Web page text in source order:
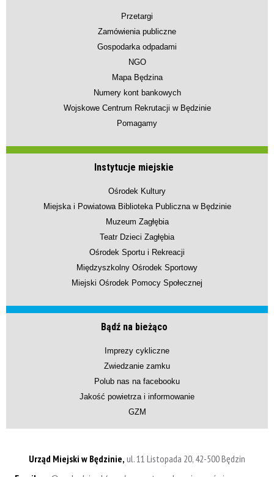
Przetargi
Zamówienia publiczne
Gospodarka odpadami
NGO
Mapa Będzina
Numery kont bankowych
Wojskowe Centrum Rekrutacji w Będzinie
Pomagamy
Instytucje miejskie
Ośrodek Kultury
Miejska i Powiatowa Biblioteka Publiczna w Będzinie
Muzeum Zagłębia
Teatr Dzieci Zagłębia
Ośrodek Sportu i Rekreacji
Międzyszkolny Ośrodek Sportowy
Miejski Ośrodek Pomocy Społecznej
Bądź na bieżąco
Imprezy cykliczne
Zwiedzanie zamku
Polub nas na facebooku
Jakość powietrza i informowanie
GZM
Urząd Miejski w Będzinie, ul. 11 Listopada 20, 42-500 Będzin